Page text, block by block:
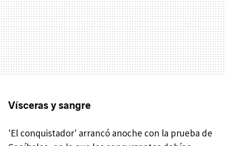
Vísceras y sangre
'El conquistador' arrancó anoche con la prueba de